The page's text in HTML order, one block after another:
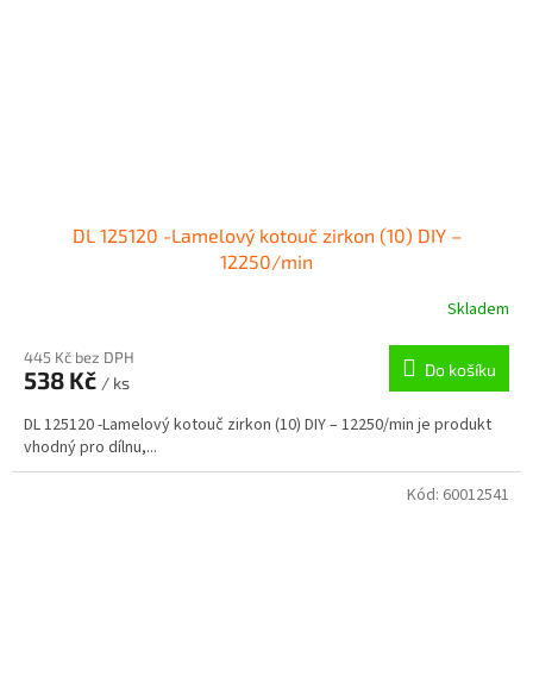
DL 125120 -Lamelový kotouč zirkon (10) DIY –
12250/min
Skladem
445 Kč bez DPH
538 Kč / ks
Do košíku
DL 125120 -Lamelový kotouč zirkon (10) DIY – 12250/min je produkt
vhodný pro dílnu,...
Kód: 60012541